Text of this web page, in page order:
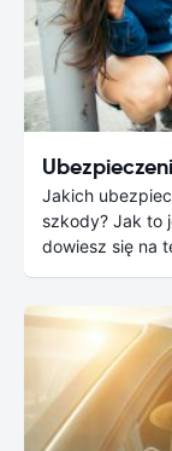
Jakich
szkody? Jak to
dowiesz się na